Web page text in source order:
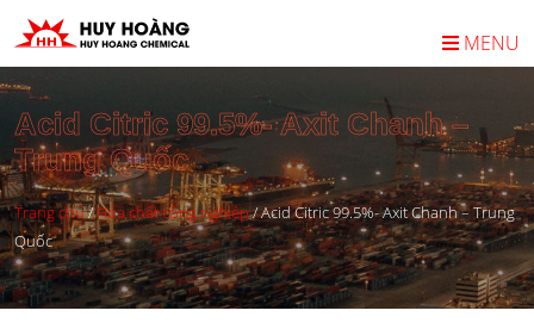
MENU
Acid Citric 99.5%- Axit Chanh –
Trung Quốc
Trang chủ/Hóa chất công nghiệp/Acid Citric 99.5%- Axit Chanh – Trung
Quốc